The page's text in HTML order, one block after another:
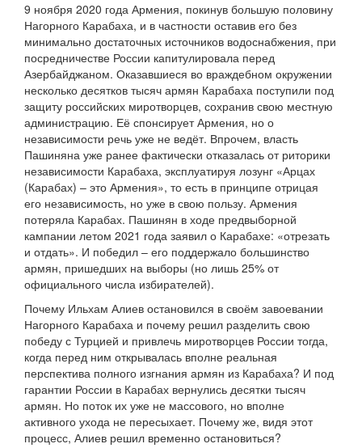
9 ноября 2020 года Армения, покинув большую половину
Нагорного Карабаха, и в частности оставив его без
минимально достаточных источников водоснабжения, при
посредничестве России капитулировала перед
Азербайджаном. Оказавшиеся во враждебном окружении
несколько десятков тысяч армян Карабаха поступили под
защиту российских миротворцев, сохранив свою местную
администрацию. Её спонсирует Армения, но о
независимости речь уже не ведёт. Впрочем, власть
Пашиняна уже ранее фактически отказалась от риторики
независимости Карабаха, эксплуатируя лозунг «Арцах
(Карабах) – это Армения», то есть в принципе отрицая
его независимость, но уже в свою пользу. Армения
потеряла Карабах. Пашинян в ходе предвыборной
кампании летом 2021 года заявил о Карабахе: «отрезать
и отдать». И победил – его поддержало большинство
армян, пришедших на выборы (но лишь 25% от
официального числа избирателей).
Почему Ильхам Алиев остановился в своём завоевании
Нагорного Карабаха и почему решил разделить свою
победу с Турцией и привлечь миротворцев России тогда,
когда перед ним открывалась вполне реальная
перспектива полного изгнания армян из Карабаха? И под
гарантии России в Карабах вернулись десятки тысяч
армян. Но поток их уже не массового, но вполне
активного ухода не пересыхает. Почему же, видя этот
процесс, Алиев решил временно остановиться?